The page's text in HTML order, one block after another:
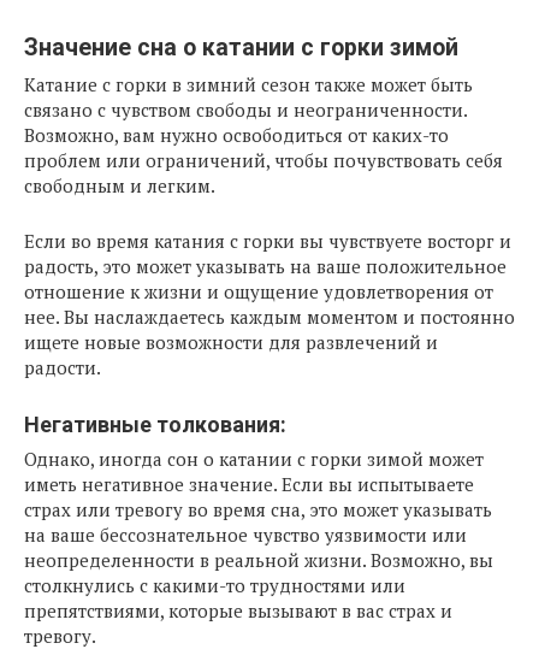
Значение сна о катании с горки зимой
Катание с горки в зимний сезон также может быть
связано с чувством свободы и неограниченности.
Возможно, вам нужно освободиться от каких-то
проблем или ограничений, чтобы почувствовать себя
свободным и легким.
Если во время катания с горки вы чувствуете восторг и
радость, это может указывать на ваше положительное
отношение к жизни и ощущение удовлетворения от
нее. Вы наслаждаетесь каждым моментом и постоянно
ищете новые возможности для развлечений и
радости.
Негативные толкования:
Однако, иногда сон о катании с горки зимой может
иметь негативное значение. Если вы испытываете
страх или тревогу во время сна, это может указывать
на ваше бессознательное чувство уязвимости или
неопределенности в реальной жизни. Возможно, вы
столкнулись с какими-то трудностями или
препятствиями, которые вызывают в вас страх и
тревогу.